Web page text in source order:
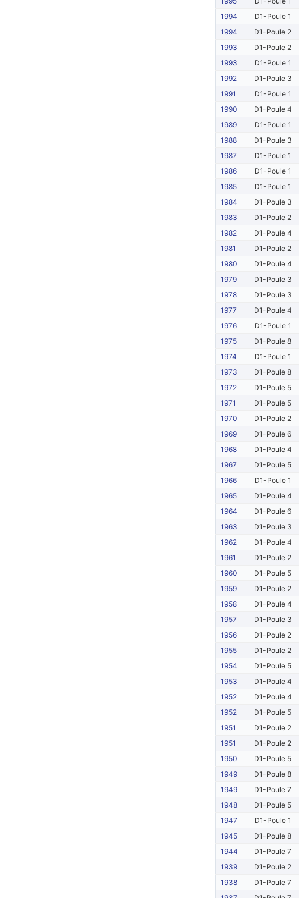
1994
D1-Poule 1
1994
D1-Poule 2
1993
D1-Poule 2
1993
D1-Poule 1
1992
D1-Poule 3
1991
D1-Poule 1
1990
D1-Poule 4
1989
D1-Poule 1
1988
D1-Poule 3
1987
D1-Poule 1
1986
D1-Poule 1
1985
D1-Poule 1
1984
D1-Poule 3
1983
D1-Poule 2
1982
D1-Poule 4
1981
D1-Poule 2
1980
D1-Poule 4
1979
D1-Poule 3
1978
D1-Poule 3
1977
D1-Poule 4
1976
D1-Poule 1
1975
D1-Poule 8
1974
D1-Poule 1
1973
D1-Poule 8
1972
D1-Poule 5
1971
D1-Poule 5
1970
D1-Poule 2
1969
D1-Poule 6
1968
D1-Poule 4
1967
D1-Poule 5
1966
D1-Poule 1
1965
D1-Poule 4
1964
D1-Poule 6
1963
D1-Poule 3
1962
D1-Poule 4
1961
D1-Poule 2
1960
D1-Poule 5
1959
D1-Poule 2
1958
D1-Poule 4
1957
D1-Poule 3
1956
D1-Poule 2
1955
D1-Poule 2
1954
D1-Poule 5
1953
D1-Poule 4
1952
D1-Poule 4
1952
D1-Poule 5
1951
D1-Poule 2
1951
D1-Poule 2
1950
D1-Poule 5
1949
D1-Poule 8
1949
D1-Poule 7
1948
D1-Poule 5
1947
D1-Poule 1
1945
D1-Poule 8
1944
D1-Poule 7
1939
D1-Poule 2
1938
D1-Poule 7